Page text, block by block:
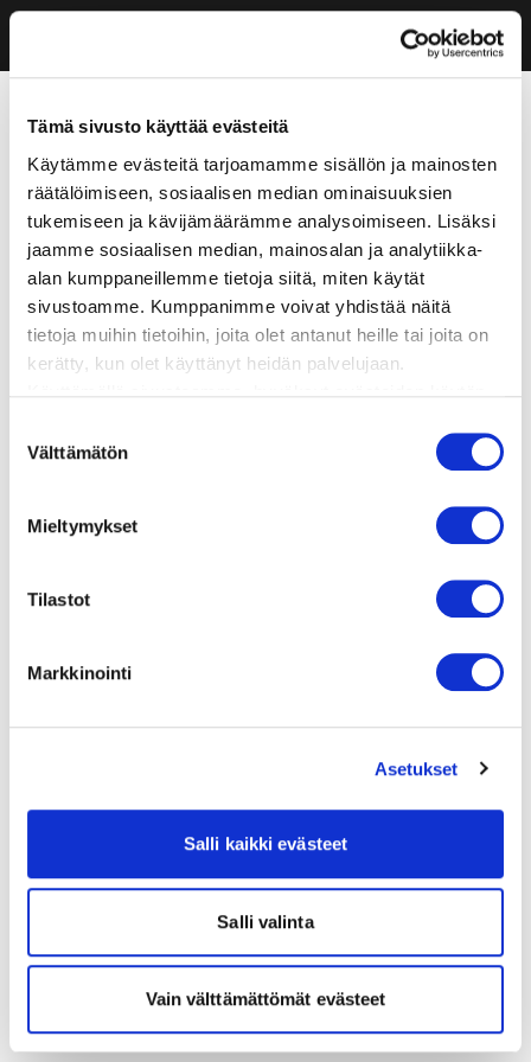
Tämä sivusto käyttää evästeitä
Käytämme evästeitä tarjoamamme sisällön ja mainosten
räätälöimiseen, sosiaalisen median ominaisuuksien
tukemiseen ja kävijämäärämme analysoimiseen. Lisäksi
jaamme sosiaalisen median, mainosalan ja analytiikka-
alan kumppaneillemme tietoja siitä, miten käytät
sivustoamme. Kumppanimme voivat yhdistää näitä
tietoja muihin tietoihin, joita olet antanut heille tai joita on
kerätty, kun olet käyttänyt heidän palvelujaan.
valinta
Välttämätön
Mieltymykset
Tilastot
Markkinointi
Asetukset
Salli kaikki evästeet
Salli valinta
Vain välttämättömät evästeet